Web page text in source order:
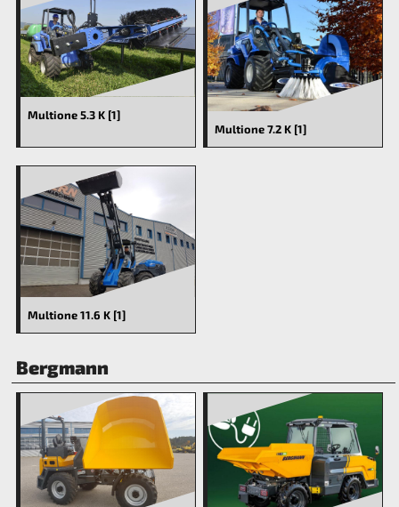
Multione 5.3 K [1]
Multione 7.2 K [1]
Multione 11.6 K [1]
Bergmann